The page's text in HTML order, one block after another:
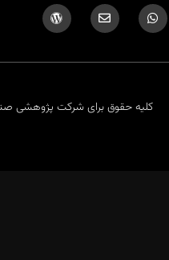
کلیه حقوق برای شرکت پژوهشی